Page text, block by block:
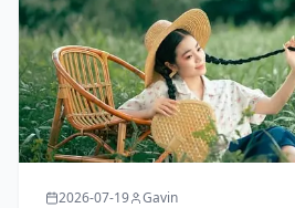
2026-07-19 Gavin